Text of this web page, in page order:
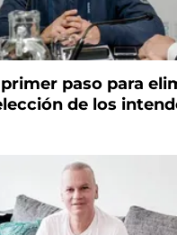
paso para
de los